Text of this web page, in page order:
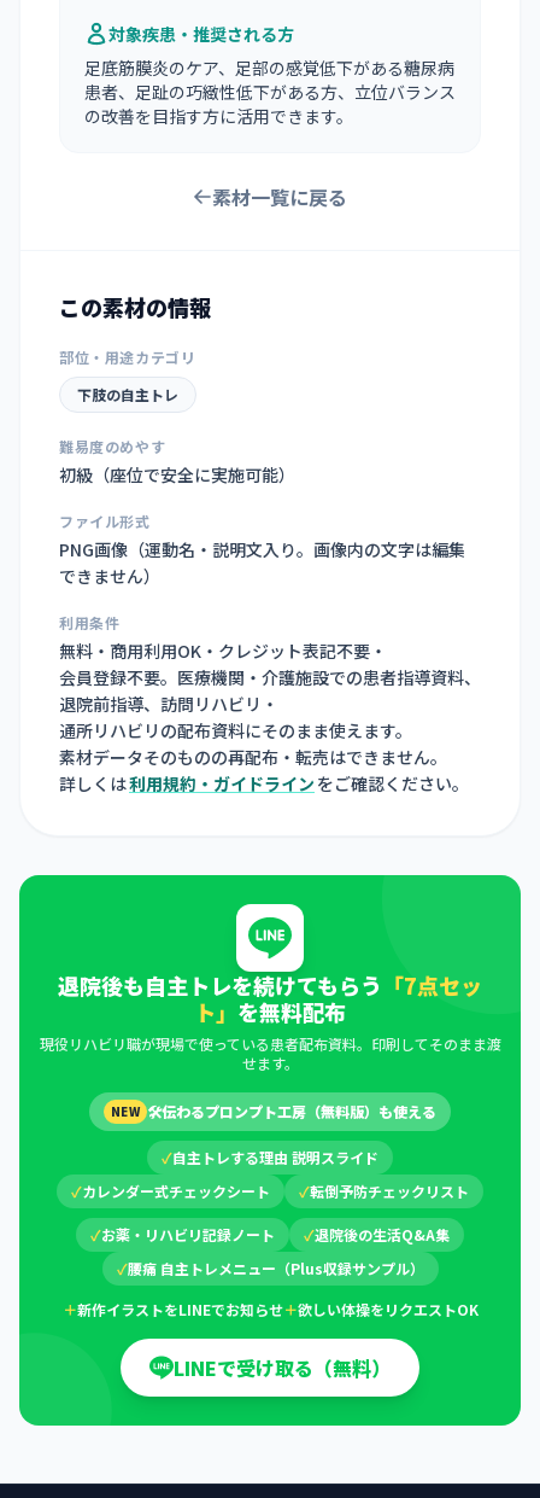
対象疾患・推奨される方
足底筋膜炎のケア、足部の感覚低下がある糖尿病
患者、足趾の巧緻性低下がある方、立位バランス
の改善を目指す方に活用できます。
素材一覧に戻る
この素材の情報
部位・用途カテゴリ
下肢の自主トレ
難易度のめやす
初級（座位で安全に実施可能）
ファイル形式
PNG画像（運動名・説明文入り。画像内の文字は編集
できません）
利用条件
無料・商用利用OK・クレジット表記不要・
会員登録不要。医療機関・介護施設での患者指導資料、
退院前指導、訪問リハビリ・
通所リハビリの配布資料にそのまま使えます。
素材データそのものの再配布・転売はできません。
詳しくは利用規約・ガイドライン をご確認ください。
退院後も自主トレを続けてもらう 「7点セッ
ト」 を無料配布
現役リハビリ職が現場で使っている患者配布資料。印刷してそのまま渡
せます。
NEW 🛠伝わるプロンプト工房（無料版）も使える
✓自主トレする理由 説明スライド
✓カレンダー式チェックシート ✓転倒予防チェックリスト
✓お薬・リハビリ記録ノート ✓退院後の生活Q&A集
✓腰痛 自主トレメニュー（Plus収録サンプル）
＋新作イラストをLINEでお知らせ＋欲しい体操をリクエストOK
LINEで受け取る（無料）